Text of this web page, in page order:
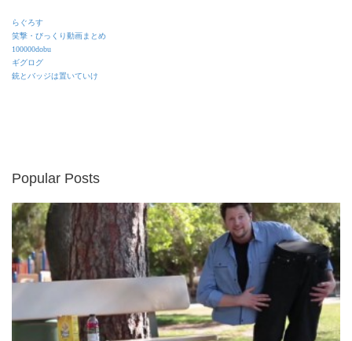
らぐろす
笑撃・びっくり動画まとめ
100000dobu
ギグログ
銃とバッジは置いていけ
Popular Posts